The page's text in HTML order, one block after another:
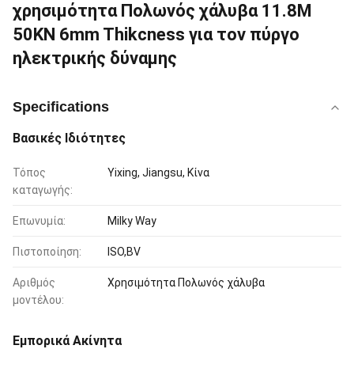
χρησιμότητα Πολωνός χάλυβα 11.8M
50KN 6mm Thikcness για τον πύργο
ηλεκτρικής δύναμης
Specifications
Βασικές Ιδιότητες
Τόπος
καταγωγής:
Yixing, Jiangsu, Κίνα
Επωνυμία: Milky Way
Πιστοποίηση: ISO,BV
Αριθμός
μοντέλου:
Χρησιμότητα Πολωνός χάλυβα
Εμπορικά Ακίνητα